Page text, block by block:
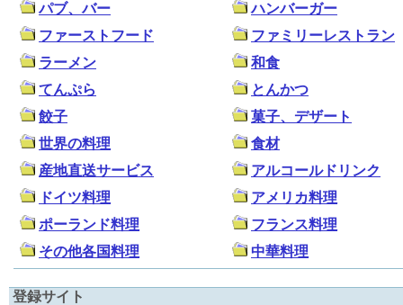
パブ、バー
ハンバーガー
ファーストフード
ファミリーレストラン
ラーメン
和食
てんぷら
とんかつ
餃子
菓子、デザート
世界の料理
食材
産地直送サービス
アルコールドリンク
ドイツ料理
アメリカ料理
ポーランド料理
フランス料理
その他各国料理
中華料理
登録サイト